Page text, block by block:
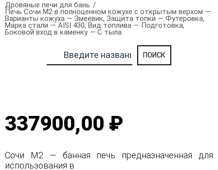
Дровяные печи для бань
Печь Сочи М2 в полноценном кожухе с открытым верхом —
Варианты кожуха — Змеевик, Защита топки — Футеровка,
Марка стали — AISI 430, Вид топлива — Подготовка,
Боковой вход в каменку — С тыла
337900,00 ₽
Сочи М2 — банная печь предназначенная для
использования в